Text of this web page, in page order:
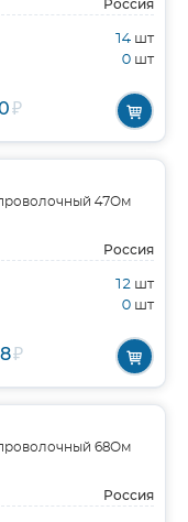
Россия
14 шт
0 шт
₽
47Ом
Россия
12 шт
0 шт
₽
68Ом
Россия